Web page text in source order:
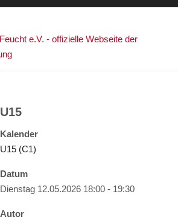
U15
Kalender
U15 (C1)
Datum
Dienstag 12.05.2026 18:00 - 19:30
Autor